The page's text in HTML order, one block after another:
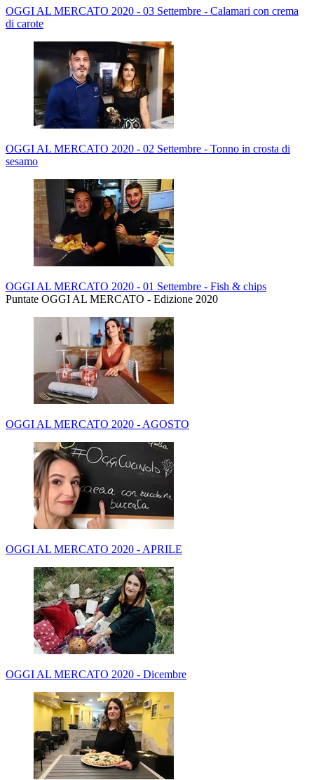
OGGI AL MERCATO 2020 - 03 Settembre - Calamari con crema
di carote
OGGI AL MERCATO 2020 - 02 Settembre - Tonno in crosta di
sesamo
OGGI AL MERCATO 2020 - 01 Settembre - Fish & chips
Puntate OGGI AL MERCATO - Edizione 2020
OGGI AL MERCATO 2020 - AGOSTO
OGGI AL MERCATO 2020 - APRILE
OGGI AL MERCATO 2020 - Dicembre